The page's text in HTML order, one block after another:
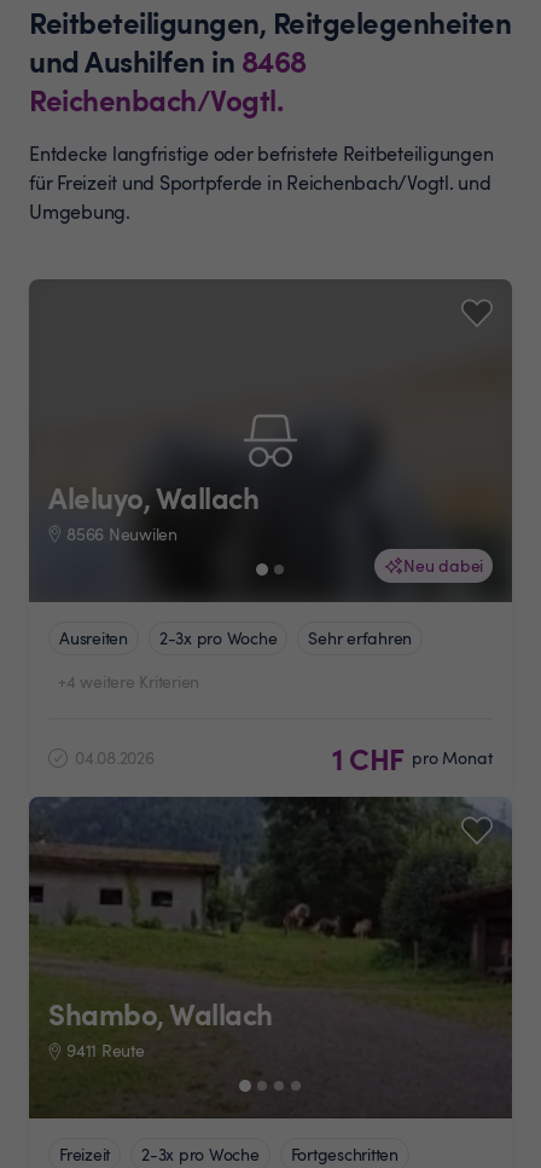
Reitbeteiligungen, Reitgelegenheiten
und Aushilfen in 8468
Reichenbach/Vogtl.
Entdecke langfristige oder befristete Reitbeteiligungen
für Freizeit und Sportpferde in Reichenbach/Vogtl. und
Umgebung.
Neu dabei
Aleluyo, Wallach
8566 Neuwilen
Ausreiten 2-3x pro Woche
Sehr erfahren
+4 weitere Kriterien
04.08.2026 1 CHF pro Monat
Shambo, Wallach
9411 Reute
Freizeit 2-3x pro Woche
Fortgeschritten